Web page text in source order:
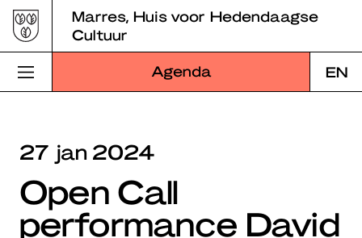
Skip
to
content
Marres, Huis voor Hedendaagse
Cultuur
Agenda EN
Programma
Educatie
27 jan 2024
Open Call
performance David